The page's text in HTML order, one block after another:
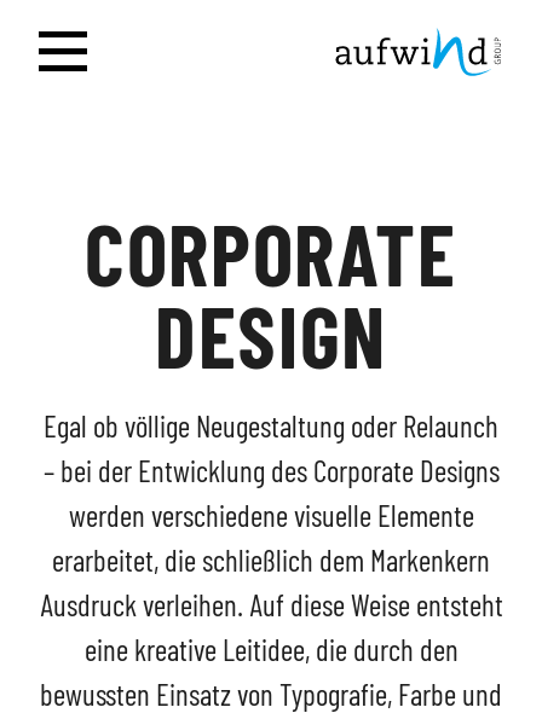
CORPORATE
DESIGN
Egal ob völlige Neugestaltung oder Relaunch
– bei der Entwicklung des Corporate Designs
werden verschiedene visuelle Elemente
erarbeitet, die schließlich dem Markenkern
Ausdruck verleihen. Auf diese Weise entsteht
eine kreative Leitidee, die durch den
bewussten Einsatz von Typografie, Farbe und